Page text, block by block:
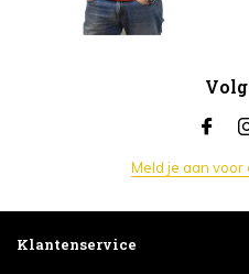
Meld je aan
Klantenservice